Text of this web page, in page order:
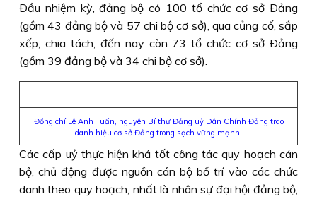
Ðầu nhiệm kỳ, đảng bộ có 100 tổ chức cơ sở Ðảng
(gồm 43 đảng bộ và 57 chi bộ cơ sở), qua củng cố, sắp
xếp, chia tách, đến nay còn 73 tổ chức cơ sở Ðảng
(gồm 39 đảng bộ và 34 chi bộ cơ sở).
Đồng chí Lê Anh Tuấn, nguyên Bí thư Đảng uỷ Dân Chính Đảng trao
danh hiệu cơ sở Đảng trong sạch vững mạnh.
Các cấp uỷ thực hiện khá tốt công tác quy hoạch cán
bộ, chủ động được nguồn cán bộ bố trí vào các chức
danh theo quy hoạch, nhất là nhân sự đại hội đảng bộ,